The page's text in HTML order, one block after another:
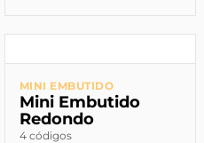
MINI EMBUTIDO
Mini Embutido
Redondo
4 códigos